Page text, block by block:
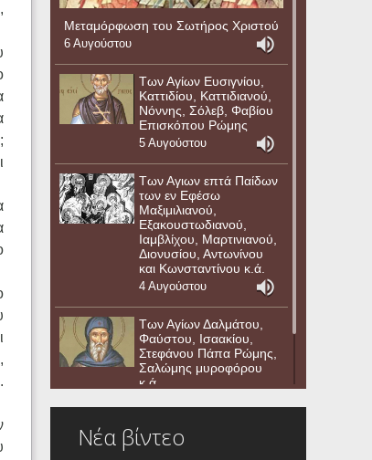
Μεταμόρφωση του Σωτήρος Χριστού
6 Αυγούστου
Των Αγίων Ευσιγνίου,
Καττιδίου, Καττιδιανού,
Νόννης, Σόλεβ, Φαβίου
Επισκόπου Ρώμης
5 Αυγούστου
Των Αγιων επτά Παίδων
των εν Εφέσω
Μαξιμιλιανού,
Εξακουστωδιανού,
Ιαμβλίχου, Μαρτινιανού,
Διονυσίου, Αντωνίνου
και Κωνσταντίνου κ.ά.
4 Αυγούστου
Των Αγίων Δαλμάτου,
Φαύστου, Ισαακίου,
Στεφάνου Πάπα Ρώμης,
Σαλώμης μυροφόρου
κ.ά.
Νέα βίντεο